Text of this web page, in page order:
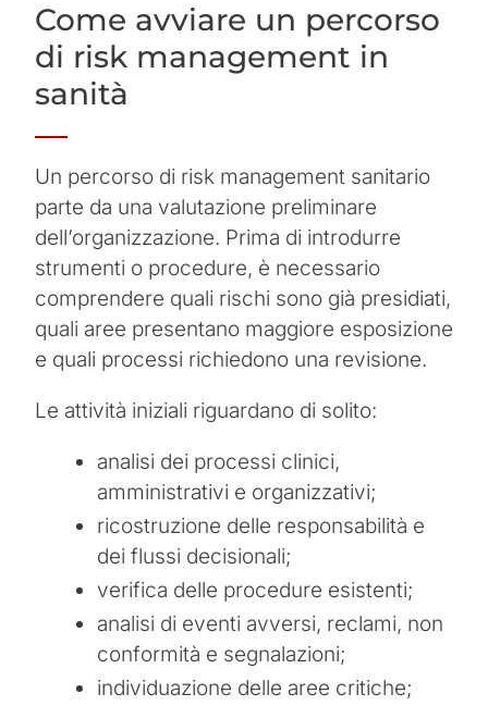
Come avviare un percorso
di risk management in
sanità
Un percorso di risk management sanitario
parte da una valutazione preliminare
dell’organizzazione. Prima di introdurre
strumenti o procedure, è necessario
comprendere quali rischi sono già presidiati,
quali aree presentano maggiore esposizione
e quali processi richiedono una revisione.
Le attività iniziali riguardano di solito:
analisi dei processi clinici,
amministrativi e organizzativi;
ricostruzione delle responsabilità e
dei flussi decisionali;
verifica delle procedure esistenti;
analisi di eventi avversi, reclami, non
conformità e segnalazioni;
individuazione delle aree critiche;